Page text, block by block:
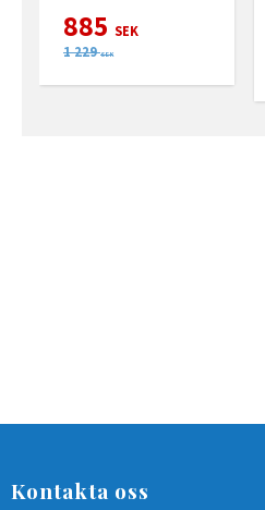
885 SEK
1 229 SEK
Kontakta oss